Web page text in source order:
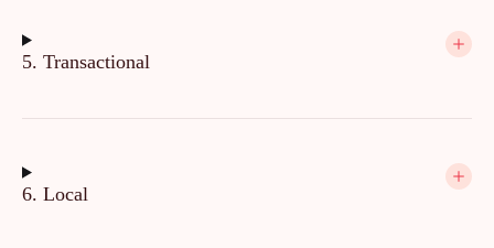
5. Transactional
6. Local